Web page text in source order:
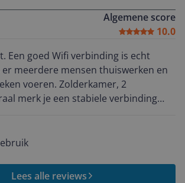
niet merkt dat je overschakelt
loopt gewoon door het huis en alles
alles. Geen technisch geneuzel
en klaar. Voor dagelijks gebruik is
Algemene score
10.0
Een goed Wifi verbinding is echt
er meerdere mensen thuiswerken en
voeren. Zolderkamer, 2
merk je een stabiele verbinding
ingesteld bent. Wat me beviel
niet nodig was om te
draadlose apparatuur was snel
te vinden en gebruiken.
Lees alle reviews